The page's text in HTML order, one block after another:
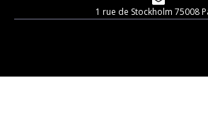
1 rue de Stockholm 75008